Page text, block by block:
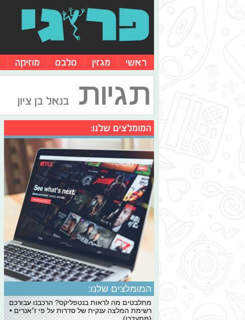
ראשי מגזין סלבס מוזיקה
תגיות בנאל בן ציון
המומלצים שלנו:
המומלצים שלנו:
מתלבטים מה לראות בנטפליקס? הרכבנו עבורכם
רשימת המלצה ענקית של סדרות על פי ז׳אנרים •